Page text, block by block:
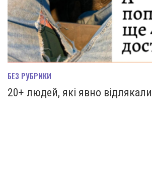
БЕЗ РУБРИКИ
20+ людей, які явно відлякали